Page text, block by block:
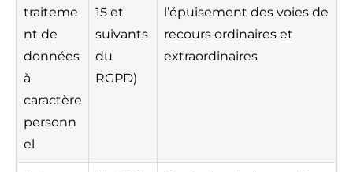
traiteme
nt de
données
à
caractère
personn
el
15 et
suivants
du
RGPD)
l’épuisement des voies de
recours ordinaires et
extraordinaires